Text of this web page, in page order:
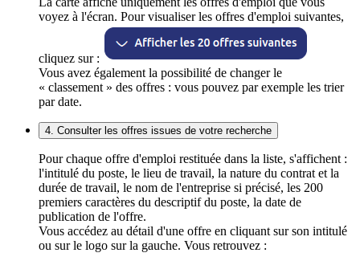
voyez à l'écran. Pour visualiser les offres d'emploi suivantes,
cliquez sur :
Vous avez également la possibilité de changer le
« classement » des offres : vous pouvez par exemple les trier
par date.
4. Consulter les offres issues de votre recherche
Pour chaque offre d'emploi restituée dans la liste, s'affichent :
l'intitulé du poste, le lieu de travail, la nature du contrat et la
durée de travail, le nom de l'entreprise si précisé, les 200
premiers caractères du descriptif du poste, la date de
publication de l'offre.
Vous accédez au détail d'une offre en cliquant sur son intitulé
ou sur le logo sur la gauche. Vous retrouvez :